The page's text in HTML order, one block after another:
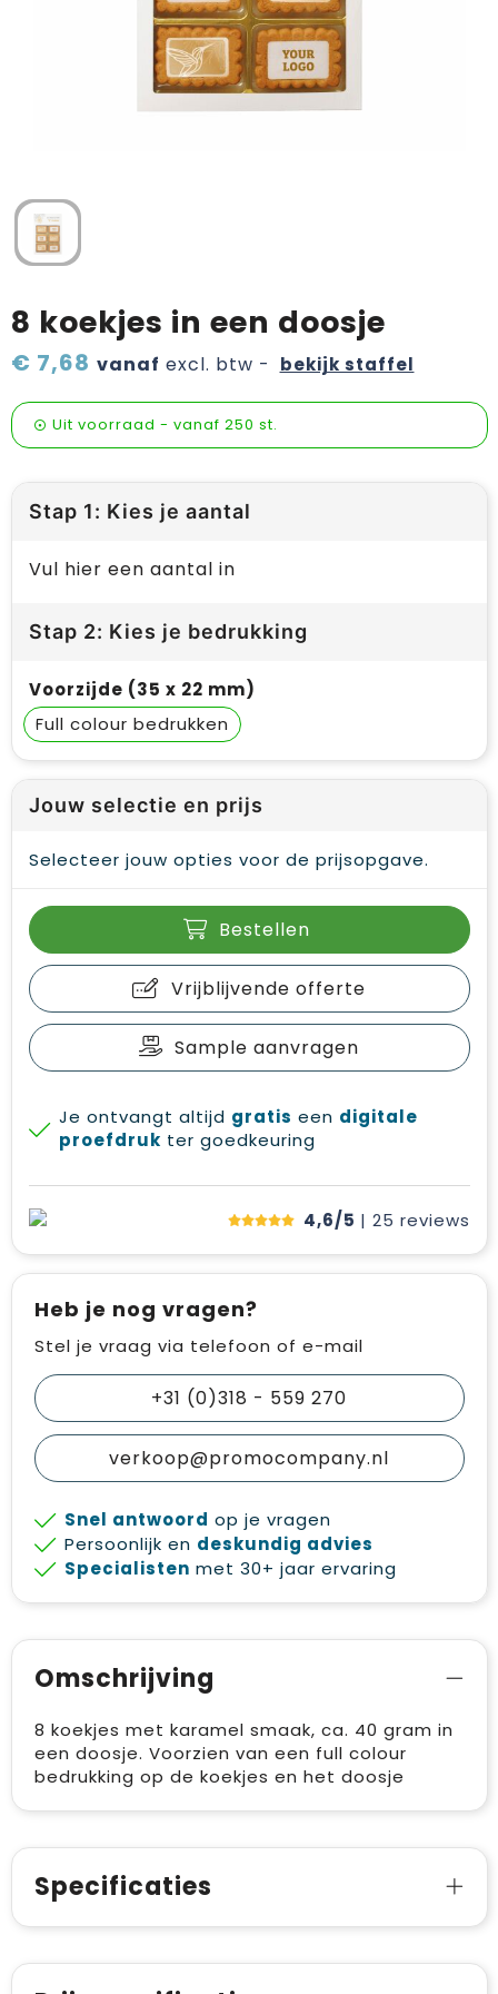
Verzorging & welness
Sinterklaas artikelen
Wijn, bier en proeverij
Zomerpakketten
8 koekjes in een doosje
€ 7,68 vanaf excl. btw - bekijk staffel
Uit voorraad - vanaf 250 st.
Stap 1: Kies je aantal
Vul hier een aantal in
Stap 2: Kies je bedrukking
Voorzijde (35 x 22 mm)
Full colour
Jouw selectie en prijs
Selecteer jouw opties voor de prijsopgave.
Bestellen
Vrijblijvende offerte
Sample aanvragen
Je ontvangt altijd gratis een digitale
proefdruk ter goedkeuring
4,6/5 | 25 reviews
Heb je nog vragen?
Stel je vraag via telefoon of e-mail
+31 (0)318 - 559 270
verkoop@promocompany.nl
Snel antwoord op je vragen
Persoonlijk en deskundig advies
Specialisten met 30+ jaar ervaring
Omschrijving
8 koekjes met karamel smaak, ca. 40 gram in
een doosje. Voorzien van een full colour
bedrukking op de koekjes en het doosje
Specificaties